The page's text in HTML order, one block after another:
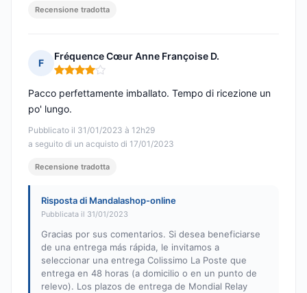
Recensione tradotta
F
Fréquence Cœur Anne Françoise D.
Nota: 4 su 5
Pubblicato il 31/01/2023 à 12h29
a seguito di un acquisto di 17/01/2023
Pacco perfettamente imballato. Tempo di ricezione un
po' lungo.
Recensione tradotta
Risposta di Mandalashop-online
Pubblicata il 31/01/2023
Gracias por sus comentarios. Si desea beneficiarse
de una entrega más rápida, le invitamos a
seleccionar una entrega Colissimo La Poste que
entrega en 48 horas (a domicilio o en un punto de
relevo). Los plazos de entrega de Mondial Relay